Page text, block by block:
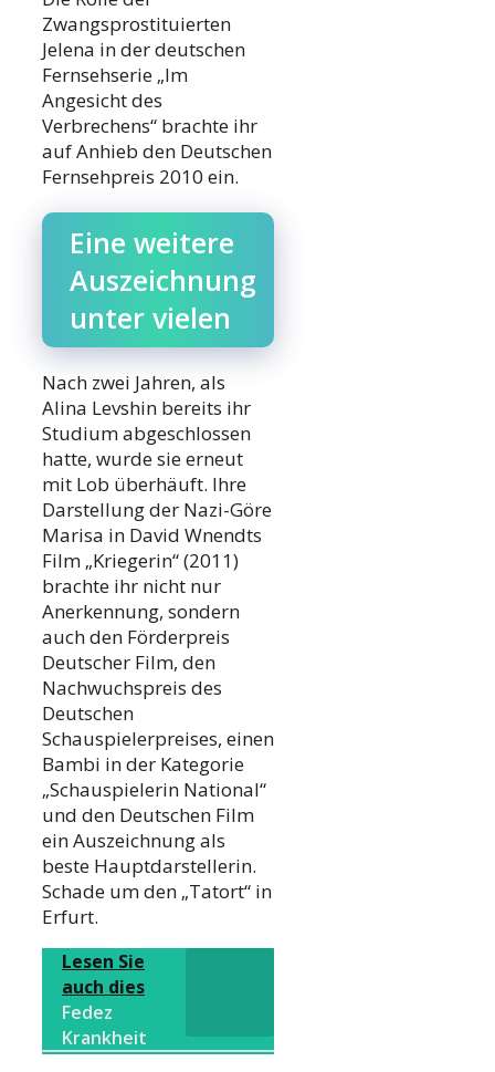
Zwangsprostituierten
Jelena in der deutschen
Fernsehserie „Im
Angesicht des
Verbrechens“ brachte ihr
auf Anhieb den Deutschen
Fernsehpreis 2010 ein.
Eine weitere
Auszeichnung
unter vielen
Nach zwei Jahren, als
Alina Levshin bereits ihr
Studium abgeschlossen
hatte, wurde sie erneut
mit Lob überhäuft. Ihre
Darstellung der Nazi-Göre
Marisa in David Wnendts
Film „Kriegerin“ (2011)
brachte ihr nicht nur
Anerkennung, sondern
auch den Förderpreis
Deutscher Film, den
Nachwuchspreis des
Deutschen
Schauspielerpreises, einen
Bambi in der Kategorie
„Schauspielerin National“
und den Deutschen Film
ein Auszeichnung als
beste Hauptdarstellerin.
Schade um den „Tatort“ in
Erfurt.
Lesen Sie
auch dies
Fedez
Krankheit